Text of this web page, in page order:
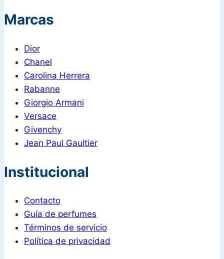
Marcas
Dior
Chanel
Carolina Herrera
Rabanne
Giorgio Armani
Versace
Givenchy
Jean Paul Gaultier
Institucional
Contacto
Guía de perfumes
Términos de servicio
Política de privacidad